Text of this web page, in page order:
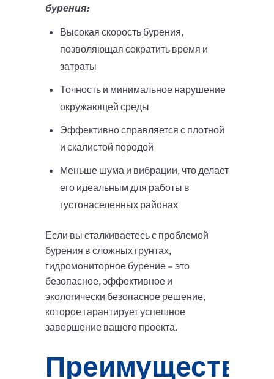
бурения:
Высокая скорость бурения,
позволяющая сократить время и
затраты
Точность и минимальное нарушение
окружающей среды
Эффективно справляется с плотной
и скалистой породой
Меньше шума и вибрации, что делает
его идеальным для работы в
густонаселенных районах
Если вы сталкиваетесь с проблемой
бурения в сложных грунтах,
гидромониторное бурение – это
безопасное, эффективное и
экологически безопасное решение,
которое гарантирует успешное
завершение вашего проекта.
Преимущества